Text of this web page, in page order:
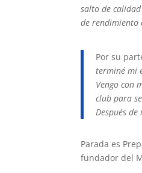
salto de
de rendimiento
Por su
terminé mi
Vengo con
club para
Después
Parada es
fundador del